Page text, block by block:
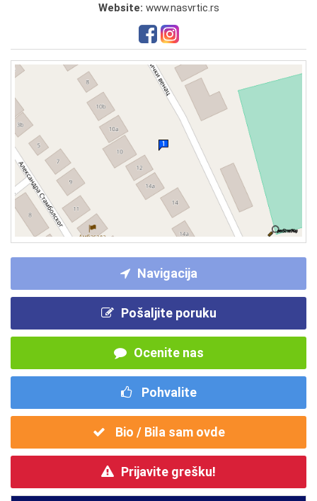
Website: www.nasvrtic.rs
Navigacija
Pošaljite poruku
Ocenite nas
Pohvalite
Bio / Bila sam ovde
Prijavite grešku!